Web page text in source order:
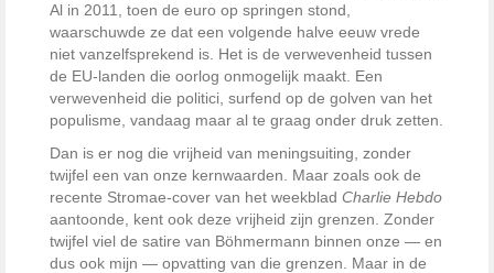
Al in 2011, toen de euro op springen stond,
waarschuwde ze dat een volgende halve eeuw vrede
niet vanzelfsprekend is. Het is de verwevenheid tussen
de EU-landen die oorlog onmogelijk maakt. Een
verwevenheid die politici, surfend op de golven van het
populisme, vandaag maar al te graag onder druk zetten.
Dan is er nog die vrijheid van meningsuiting, zonder
twijfel een van onze kernwaarden. Maar zoals ook de
recente Stromae-cover van het weekblad Charlie Hebdo
aantoonde, kent ook deze vrijheid zijn grenzen. Zonder
twijfel viel de satire van Böhmermann binnen onze — en
dus ook mijn — opvatting van die grenzen. Maar in de